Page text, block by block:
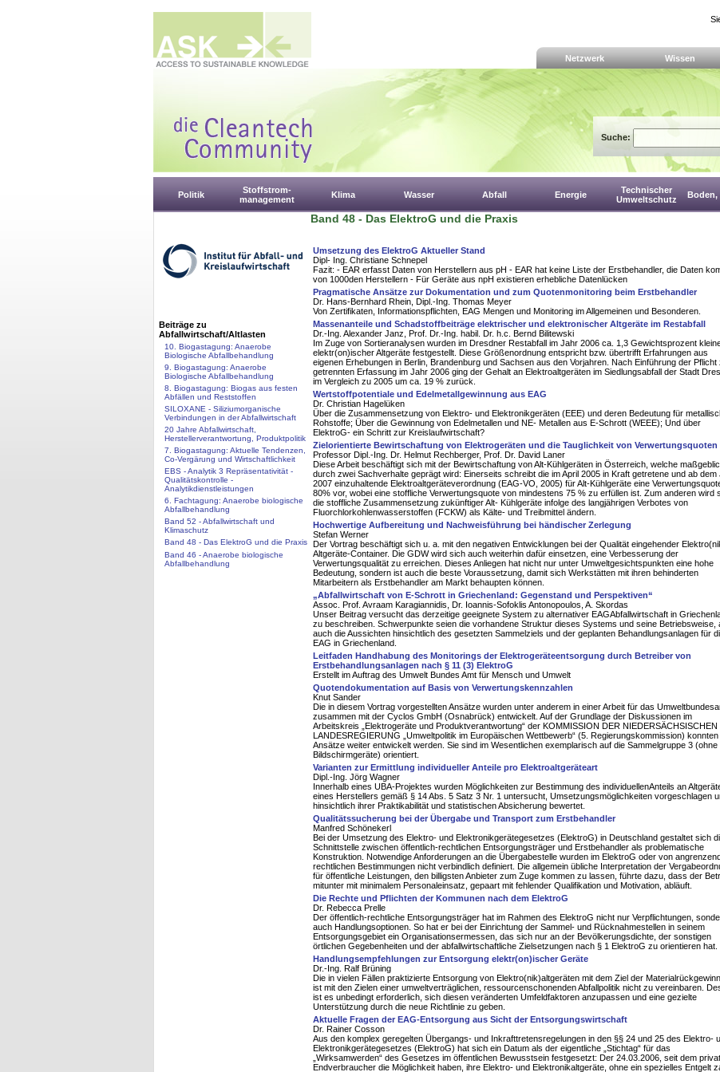
Netzwerk Wissen
Suche:
Politik
Stoffstrom-
management
Klima Wasser Abfall Energie
Technischer
Umweltschutz
Boden,
Beiträge zu
Abfallwirtschaft/Altlasten
10. Biogastagung: Anaerobe
Biologische Abfallbehandlung
9. Biogastagung: Anaerobe
Biologische Abfallbehandlung
8. Biogastagung: Biogas aus festen
Abfällen und Reststoffen
SILOXANE - Siliziumorganische
Verbindungen in der Abfallwirtschaft
20 Jahre Abfallwirtschaft,
Herstellerverantwortung, Produktpolitik
7. Biogastagung: Aktuelle Tendenzen,
Co-Vergärung und Wirtschaftlichkeit
EBS - Analytik 3 Repräsentativität -
Qualitätskontrolle -
Analytikdienstleistungen
6. Fachtagung: Anaerobe biologische
Abfallbehandlung
Band 52 - Abfallwirtschaft und
Klimaschutz
Band 48 - Das ElektroG und die Praxis
Band 46 - Anaerobe biologische
Abfallbehandlung
Band 48 - Das ElektroG und die Praxis
Umsetzung des ElektroG Aktueller Stand
Dipl- Ing. Christiane Schnepel
Fazit: - EAR erfasst Daten von Herstellern aus pH - EAR hat keine Liste der Erstbehandler, die Daten
von 1000den Herstellern - Für Geräte aus npH existieren erhebliche Datenlücken
Pragmatische Ansätze zur Dokumentation und zum Quotenmonitoring beim Erstbehandler
Dr. Hans-Bernhard Rhein, Dipl.-Ing. Thomas Meyer
Von Zertifikaten, Informationspflichten, EAG Mengen und Monitoring im Allgemeinen und Besonderen.
Massenanteile und Schadstoffbeiträge elektrischer und elektronischer Altgeräte im Restabfall
Dr.-Ing. Alexander Janz, Prof. Dr.-Ing. habil. Dr. h.c. Bernd Bilitewski
Im Zuge von Sortieranalysen wurden im Dresdner Restabfall im Jahr 2006 ca. 1,3 Gewichtsprozent
elektr(on)ischer Altgeräte festgestellt. Diese Größenordnung entspricht bzw. übertrifft Erfahrungen aus
eigenen Erhebungen in Berlin, Brandenburg und Sachsen aus den Vorjahren. Nach Einführung der Pflicht
getrennten Erfassung im Jahr 2006 ging der Gehalt an Elektroaltgeräten im Siedlungsabfall der Stadt
im Vergleich zu 2005 um ca. 19 % zurück.
Wertstoffpotentiale und Edelmetallgewinnung aus EAG
Dr. Christian Hagelüken
Über die Zusammensetzung von Elektro- und Elektronikgeräten (EEE) und deren Bedeutung für
Rohstoffe; Über die Gewinnung von Edelmetallen und NE- Metallen aus E-Schrott (WEEE); Und über
ElektroG- ein Schritt zur Kreislaufwirtschaft?
Zielorientierte Bewirtschaftung von Elektrogeräten und die Tauglichkeit von Verwertungsquoten
Professor Dipl.-Ing. Dr. Helmut Rechberger, Prof. Dr. David Laner
Diese Arbeit beschäftigt sich mit der Bewirtschaftung von Alt-Kühlgeräten in Österreich, welche
durch zwei Sachverhalte geprägt wird: Einerseits schreibt die im April 2005 in Kraft getretene und ab dem
2007 einzuhaltende Elektroaltgeräteverordnung (EAG-VO, 2005) für Alt-Kühlgeräte eine
80% vor, wobei eine stoffliche Verwertungsquote von mindestens 75 % zu erfüllen ist. Zum anderen wird
die stoffliche Zusammensetzung zukünftiger Alt- Kühlgeräte infolge des langjährigen Verbotes von
Fluorchlorkohlenwasserstoffen (FCKW) als Kälte- und Treibmittel ändern.
Hochwertige Aufbereitung und Nachweisführung bei händischer Zerlegung
Stefan Werner
Der Vortrag beschäftigt sich u. a. mit den negativen Entwicklungen bei der Qualität eingehender
Altgeräte-Container. Die GDW wird sich auch weiterhin dafür einsetzen, eine Verbesserung der
Verwertungsqualität zu erreichen. Dieses Anliegen hat nicht nur unter Umweltgesichtspunkten eine hohe
Bedeutung, sondern ist auch die beste Voraussetzung, damit sich Werkstätten mit ihren behinderten
Mitarbeitern als Erstbehandler am Markt behaupten können.
„Abfallwirtschaft von E-Schrott in Griechenland: Gegenstand und Perspektiven“
Assoc. Prof. Avraam Karagiannidis, Dr. Ioannis-Sofoklis Antonopoulos, A. Skordas
Unser Beitrag versucht das derzeitige geeignete System zu alternativer EAGAbfallwirtschaft in
zu beschreiben. Schwerpunkte seien die vorhandene Struktur dieses Systems und seine Betriebsweise,
auch die Aussichten hinsichtlich des gesetzten Sammelziels und der geplanten Behandlungsanlagen für
EAG in Griechenland.
Leitfaden Handhabung des Monitorings der Elektrogeräteentsorgung durch Betreiber von
Erstbehandlungsanlagen nach § 11 (3) ElektroG
Erstellt im Auftrag des Umwelt Bundes Amt für Mensch und Umwelt
Quotendokumentation auf Basis von Verwertungskennzahlen
Knut Sander
Die in diesem Vortrag vorgestellten Ansätze wurden unter anderem in einer Arbeit für das
zusammen mit der Cyclos GmbH (Osnabrück) entwickelt. Auf der Grundlage der Diskussionen im
Arbeitskreis „Elektrogeräte und Produktverantwortung“ der KOMMISSION DER NIEDERSÄCHSISCHEN
LANDESREGIERUNG „Umweltpolitik im Europäischen Wettbewerb“ (5. Regierungskommission) konnten
Ansätze weiter entwickelt werden. Sie sind im Wesentlichen exemplarisch auf die Sammelgruppe 3 (ohne
Bildschirmgeräte) orientiert.
Varianten zur Ermittlung individueller Anteile pro Elektroaltgeräteart
Dipl.-Ing. Jörg Wagner
Innerhalb eines UBA-Projektes wurden Möglichkeiten zur Bestimmung des individuellenAnteils an
eines Herstellers gemäß § 14 Abs. 5 Satz 3 Nr. 1 untersucht, Umsetzungsmöglichkeiten vorgeschlagen
hinsichtlich ihrer Praktikabilität und statistischen Absicherung bewertet.
Qualitätssucherung bei der Übergabe und Transport zum Erstbehandler
Manfred Schönekerl
Bei der Umsetzung des Elektro- und Elektronikgerätegesetzes (ElektroG) in Deutschland gestaltet sich
Schnittstelle zwischen öffentlich-rechtlichen Entsorgungsträger und Erstbehandler als problematische
Konstruktion. Notwendige Anforderungen an die Übergabestelle wurden im ElektroG oder von
rechtlichen Bestimmungen nicht verbindlich definiert. Die allgemein übliche Interpretation der
für öffentliche Leistungen, den billigsten Anbieter zum Zuge kommen zu lassen, führte dazu, dass der
mitunter mit minimalem Personaleinsatz, gepaart mit fehlender Qualifikation und Motivation, abläuft.
Die Rechte und Pflichten der Kommunen nach dem ElektroG
Dr. Rebecca Prelle
Der öffentlich-rechtliche Entsorgungsträger hat im Rahmen des ElektroG nicht nur Verpflichtungen,
auch Handlungsoptionen. So hat er bei der Einrichtung der Sammel- und Rücknahmestellen in seinem
Entsorgungsgebiet ein Organisationsermessen, das sich nur an der Bevölkerungsdichte, der sonstigen
örtlichen Gegebenheiten und der abfallwirtschaftliche Zielsetzungen nach § 1 ElektroG zu orientieren hat.
Handlungsempfehlungen zur Entsorgung elektr(on)ischer Geräte
Dr.-Ing. Ralf Brüning
Die in vielen Fällen praktizierte Entsorgung von Elektro(nik)altgeräten mit dem Ziel der
ist mit den Zielen einer umweltverträglichen, ressourcenschonenden Abfallpolitik nicht zu vereinbaren.
ist es unbedingt erforderlich, sich diesen veränderten Umfeldfaktoren anzupassen und eine gezielte
Unterstützung durch die neue Richtlinie zu geben.
Aktuelle Fragen der EAG-Entsorgung aus Sicht der Entsorgungswirtschaft
Dr. Rainer Cosson
Aus den komplex geregelten Übergangs- und Inkrafttretensregelungen in den §§ 24 und 25 des Elektro-
Elektronikgerätegesetzes (ElektroG) hat sich ein Datum als der eigentliche „Stichtag“ für das
„Wirksamwerden“ des Gesetzes im öffentlichen Bewusstsein festgesetzt: Der 24.03.2006, seit dem
Endverbraucher die Möglichkeit haben, ihre Elektro- und Elektronikaltgeräte, ohne ein spezielles Entgelt